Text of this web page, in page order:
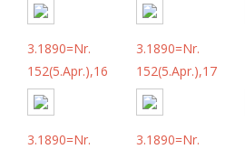
3.1890=Nr.
152(5.Apr.),16
3.1890=Nr.
152(5.Apr.),17
3.1890=Nr.
3.1890=Nr.